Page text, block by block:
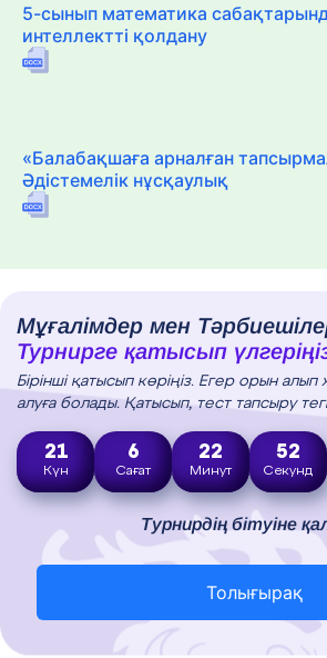
5-сынып математика
интеллектті қолдану
«Балабақшаға арналған
Әдістемелік нұсқаулық
Мұғалімдер мен
Турнирге қатысып
Бірінші қатысып көріңіз. Егер орын
алуға болады. Қатысып, тест тапсыру
21
Күн
6
Сағат
22
Минут
51
Секунд
Турнирдің бітуіне
Толығырақ